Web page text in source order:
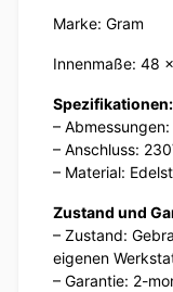
Marke: Gram
Innenmaße: 48
Spezifikationen:
–
– Anschluss:
– Material:
Zustand und
– Zustand:
eigenen
– Garantie: 2-